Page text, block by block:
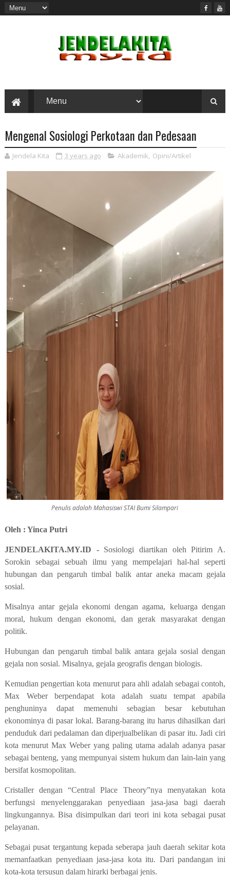
Mengenal Sosiologi Perkotaan dan Pedesaan
Jendela Kita 3 years ago Akademik, Opini/Artikel
Penulis adalah Mahasiswi STAI Bumi Silampari
Oleh : Yinca Putri
JENDELAKITA.MY.ID -Sosiologi diartikan oleh Pitirim A.
Sorokin sebagai sebuah ilmu yang mempelajari hal-hal seperti
hubungan dan pengaruh timbal balik antar aneka macam gejala
sosial.
Misalnya antar gejala ekonomi dengan agama, keluarga dengan
moral, hukum dengan ekonomi, dan gerak masyarakat dengan
politik.
Hubungan dan pengaruh timbal balik antara gejala sosial dengan
gejala non sosial. Misalnya, gejala geografis dengan biologis.
Kemudian pengertian kota menurut para ahli adalah sebagai contoh,
Max Weber berpendapat kota adalah suatu tempat apabila
penghuninya dapat memenuhi sebagian besar kebutuhan
ekonominya di pasar lokal. Barang-barang itu harus dihasilkan dari
penduduk dari pedalaman dan diperjualbelikan di pasar itu. Jadi ciri
kota menurut Max Weber yang paling utama adalah adanya pasar
sebagai benteng, yang mempunyai sistem hukum dan lain-lain yang
bersifat kosmopolitan.
Cristaller dengan “Central Place Theory”nya menyatakan kota
berfungsi menyelenggarakan penyediaan jasa-jasa bagi daerah
lingkungannya. Bisa disimpulkan dari teori ini kota sebagai pusat
pelayanan.
Sebagai pusat tergantung kepada seberapa jauh daerah sekitar kota
memanfaatkan penyediaan jasa-jasa kota itu. Dari pandangan ini
kota-kota tersusun dalam hirarki berbagai jenis.